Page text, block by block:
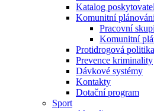
Katalog
Komunitní
Pracovní
Komunitní
Protidrogová politika
Prevence kriminality
Dávkové systémy
Kontakty
Dotační program
Sport